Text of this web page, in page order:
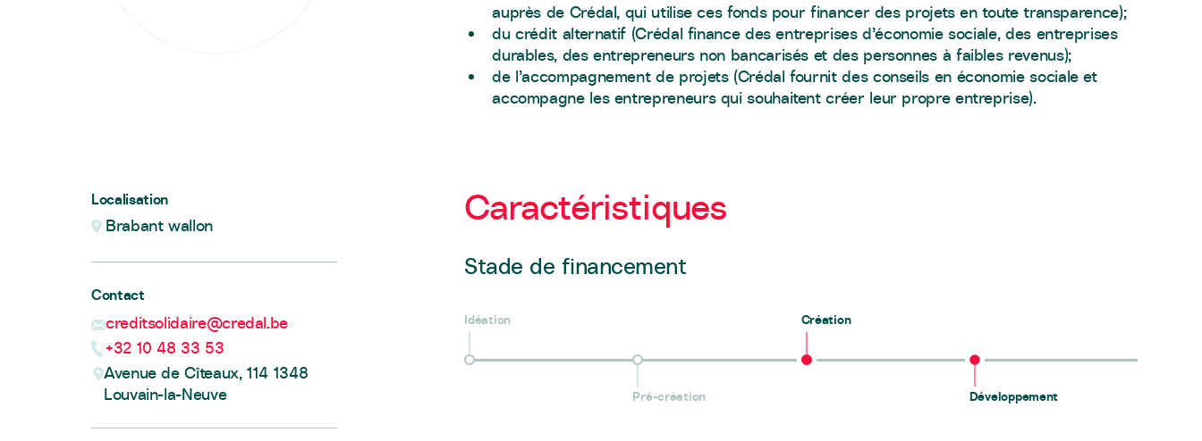
auprès de Crédal, qui utilise ces fonds pour financer des projets en toute transparence);
du crédit alternatif (Crédal finance des entreprises d’économie sociale, des entreprises
durables, des entrepreneurs non bancarisés et des personnes à faibles revenus);
de l’accompagnement de projets (Crédal fournit des conseils en économie sociale et
accompagne les entrepreneurs qui souhaitent créer leur propre entreprise).
Caractéristiques
Stade de financement
Idéation
Pré-création
Création
Développement
Localisation
Brabant wallon
Contact
creditsolidaire@credal.be
+32 10 48 33 53
Avenue de Cîteaux, 114 1348
Louvain-la-Neuve